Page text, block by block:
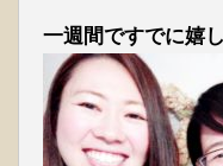
一週間ですでに嬉